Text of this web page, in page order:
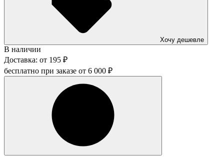
Хочу дешевле
В наличии
Доставка: от 195 ₽
бесплатно при заказе от 6 000 ₽